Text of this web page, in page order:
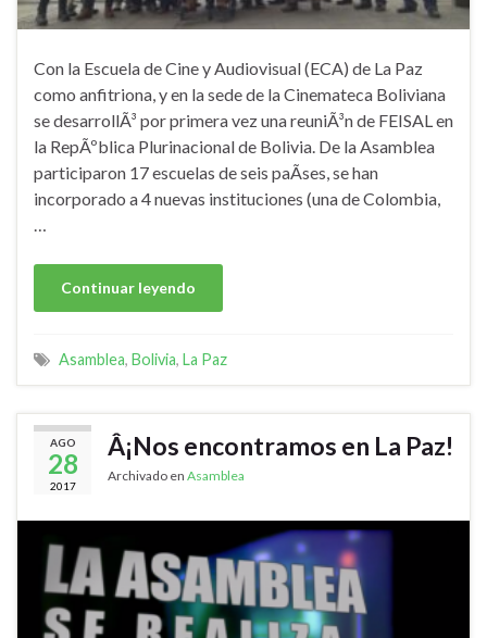
Con la Escuela de Cine y Audiovisual (ECA) de La Paz
como anfitriona, y en la sede de la Cinemateca Boliviana
se desarrollÃ³ por primera vez una reuniÃ³n de FEISAL en
la RepÃºblica Plurinacional de Bolivia. De la Asamblea
participaron 17 escuelas de seis paÃ­ses, se han
incorporado a 4 nuevas instituciones (una de Colombia,
…
Continuar leyendo
Asamblea, Bolivia, La Paz
AGO
28
2017
Â¡Nos encontramos en La Paz!
Archivado en Asamblea